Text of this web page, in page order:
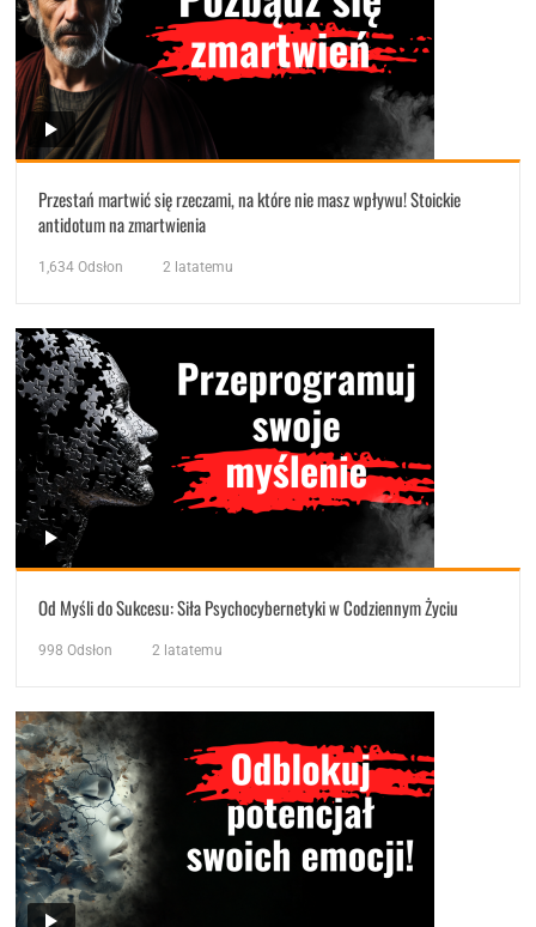
Przestań martwić się rzeczami, na które nie masz wpływu! Stoickie
antidotum na zmartwienia
1,634 Odsłon 2 latatemu
Od Myśli do Sukcesu: Siła Psychocybernetyki w Codziennym Życiu
998 Odsłon 2 latatemu